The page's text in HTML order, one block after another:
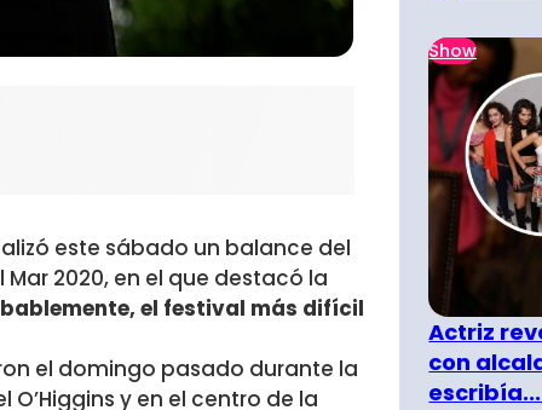
este sábado un balance del
2020, en el que destacó la
el festival más difícil
el domingo pasado durante la
y en el centro de la
Show
Actriz
con